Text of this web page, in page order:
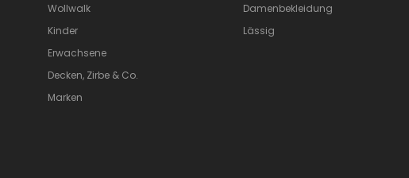
Wollwalk
Kinder
Erwachsene
Decken, Zirbe & Co.
Marken
Damenbekleidung
Lässig